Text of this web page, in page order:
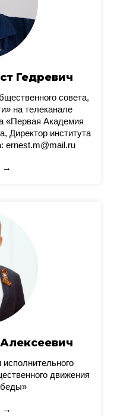
Гедревич
совета,
на телеканале
«Первая Академия
Директор института
→
движения
→